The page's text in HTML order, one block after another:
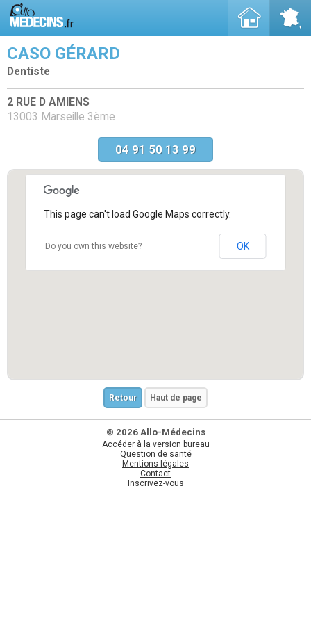
CASO GÉRARD
Dentiste
2 RUE D AMIENS
13003 Marseille 3ème
04 91 50 13 99
This page can't load Google Maps correctly.
Do you own this website? OK
Retour Haut de page
© 2026 Allo-Médecins
Accéder à la version bureau
Question de santé
Mentions légales
Contact
Inscrivez-vous